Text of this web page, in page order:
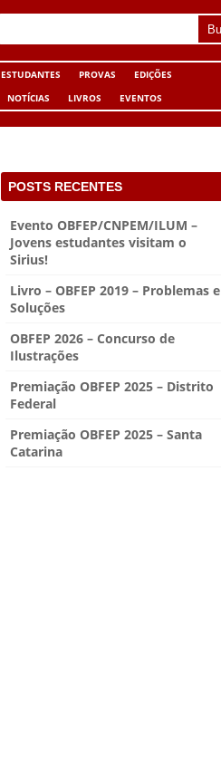
ESTUDANTES PROVAS
EDIÇÕES
NOTÍCIAS LIVROS EVENTOS
POSTS RECENTES
Evento OBFEP/CNPEM/ILUM –
Jovens estudantes visitam o
Sirius!
Livro – OBFEP 2019 – Problemas e
Soluções
OBFEP 2026 – Concurso de
Ilustrações
Premiação OBFEP 2025 – Distrito
Federal
Premiação OBFEP 2025 – Santa
Catarina